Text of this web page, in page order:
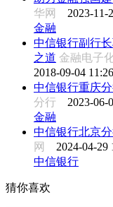
华网 2023-11-
金融
中信银行副行
之道 金融电子
2018-09-04
中信银行重庆
分行 2023-06-
金融
中信银行北京
网 2024-04-29
中信银行
猜你喜欢